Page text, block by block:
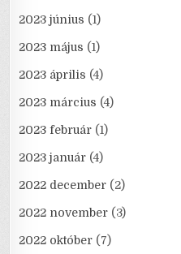
2023 június (1)
2023 május (1)
2023 április (4)
2023 március (4)
2023 február (1)
2023 január (4)
2022 december (2)
2022 november (3)
2022 október (7)